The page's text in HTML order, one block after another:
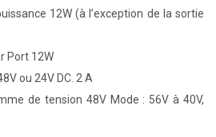
12W (à l’exception de la sortie
Port 12W
ou 24V DC. 2 A
de tension 48V Mode : 56V à 40V,